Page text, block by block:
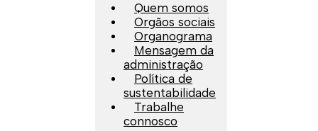
Quem somos
Orgãos sociais
Organograma
Mensagem da
administração
Política de
sustentabilidade
Trabalhe
connosco